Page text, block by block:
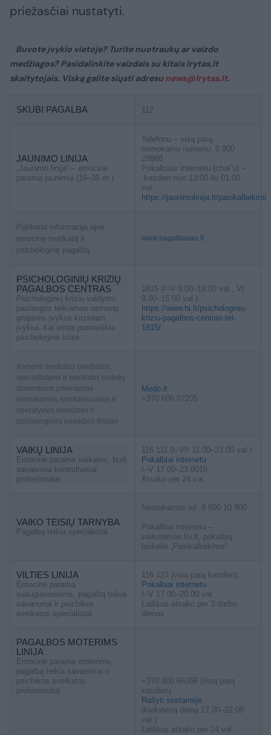
priežasčiai nustatyti.
Buvote įvykio vietoje? Turite nuotraukų ar vaizdo
medžiagos? Pasidalinkite vaizdais su kitais lrytas.lt
skaitytojais. Viską galite siųsti adresu news@lrytas.lt.
SKUBI PAGALBA 112
JAUNIMO LINIJA
„Jaunimo linija“ – emocinė
parama jaunimui (16–35 m.)
Telefonu – visą parą,
nemokamu numeriu: 0 800
28888
Pokalbiais internetu (chat’u) –
kasdien nuo 13:00 iki 01:00
val.:
https://jaunimolinija.lt/pasikalbekim/
Patikima informacija apie
emocinę sveikatą ir
psichologinę pagalbą
www.pagalbasau.lt
PSICHOLOGINIŲ KRIZIŲ
PAGALBOS CENTRAS
Psichologinių krizių valdymo
paslaugos teikiamos asmenų
grupėms įvykus kriziniam
įvykiui, kai ūmiai pasireiškia
psichologinė krizė
1815 (I–V 9.00–19.00 val., VI
9.00–15.00 val.)
https://www.hi.lt/psichologiniu-
kriziu-pagalbos-centras-tel-
1815/
Asmens sveikatos priežiūros
specialistams ir sveikatos mokslų
studentams prieinamos
nemokamos, konfidencialios ir
operatyvios emocinės ir
psichologinės pagalbos tinklas
Medo.lt
+370 606 07205
VAIKŲ LINIJA
Emocinė parama vaikams, budi
savanoriai konsultantai,
profesionalai
116 111 (I–VII 11.00–23.00 val.)
Pokalbiai internetu
I–V 17.00–23.0015
Atsako per 24 val.
VAIKO TEISIŲ TARNYBA
Pagalbą teikia specialistai
Nemokamas tel. 8 800 10 800
Pokalbiai internetu –
vaikoteises.lrv.lt, pokalbių
laukelis „Pasikalbėkime“
VILTIES LINIJA
Emocinė parama
suaugusiesiems, pagalbą teikia
savanoriai ir psichikos
sveikatos specialistai
116 123 (visą parą kasdien)
Pokalbiai internetu
I–V 17.00–20.00 val.
Laiškus atsako per 3 darbo
dienas
PAGALBOS MOTERIMS
LINIJA
Emocinė parama moterims,
pagalbą teikia savanoriai ir
psichikos sveikatos
profesionalai
+370 800 66366 (visą parą
kasdien)
Rašyti svetainėje
(kiekvieną dieną 17.00–22.00
val.)
Laiškus atsako per 24 val.